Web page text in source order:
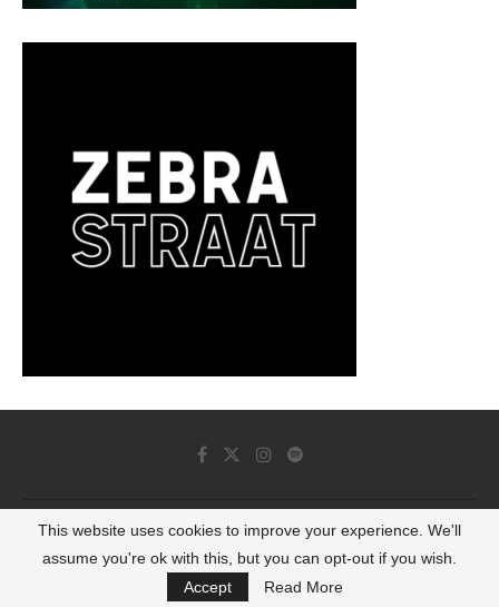
© 2022 - Luminous Dash All Rights Reserved
BACK TO TOP
This website uses cookies to improve your experience. We'll
assume you're ok with this, but you can opt-out if you wish.
Accept
Read More